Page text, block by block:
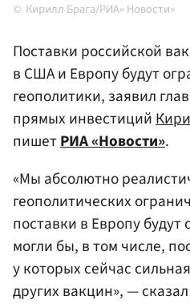
Кирилл Брага/РИА» Новости»
Поставки российской
в США и Европу будут
геополитики, заявил
прямых инвестиций
пишетРИА «Новости».
«Мы абсолютно
геополитических
поставки в Европу
могли бы, в том числе,
у которых сейчас
других вакцин», —